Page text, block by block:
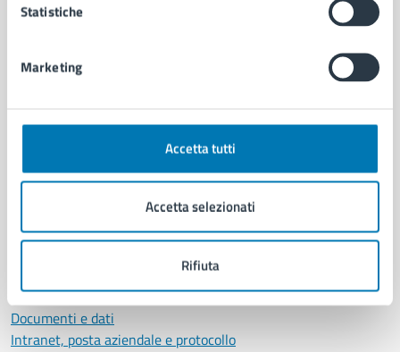
Statistiche
Marketing
Accetta tutti
Accetta selezionati
Rifiuta
Comune di Napoli
Aree amministrative
Organi di governo
Uffici
Personale amministrativo
Documenti e dati
Intranet, posta aziendale e protocollo